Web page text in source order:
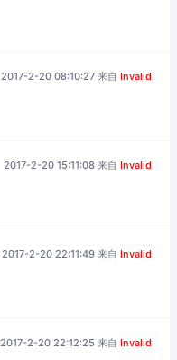
2017-2-20 08:10:27 来自 Invalid
2017-2-20 15:11:08 来自 Invalid
2017-2-20 22:11:49 来自 Invalid
2017-2-20 22:12:25 来自 Invalid